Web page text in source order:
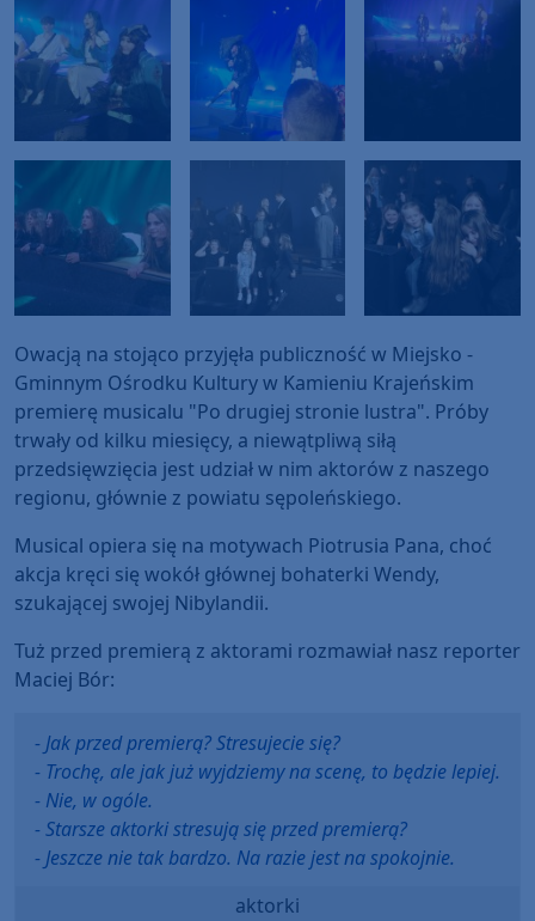
Owacją na stojąco przyjęła publiczność w Miejsko -
Gminnym Ośrodku Kultury w Kamieniu Krajeńskim
premierę musicalu "Po drugiej stronie lustra". Próby
trwały od kilku miesięcy, a niewątpliwą siłą
przedsięwzięcia jest udział w nim aktorów z naszego
regionu, głównie z powiatu sępoleńskiego.
Musical opiera się na motywach Piotrusia Pana, choć
akcja kręci się wokół głównej bohaterki Wendy,
szukającej swojej Nibylandii.
Tuż przed premierą z aktorami rozmawiał nasz reporter
Maciej Bór:
- Jak przed premierą? Stresujecie się?
- Trochę, ale jak już wyjdziemy na scenę, to będzie lepiej.
- Nie, w ogóle.
- Starsze aktorki stresują się przed premierą?
- Jeszcze nie tak bardzo. Na razie jest na spokojnie.
aktorki